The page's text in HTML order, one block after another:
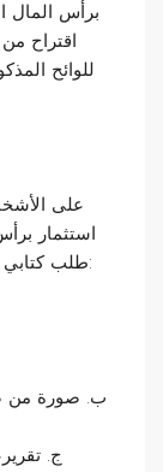
اقتراح
للوائح
على
استثمار
طلب كتابي إلى وزارة الاقتصاد مرفقاً بالمستندات التالية:
ب. صورة من
ج.